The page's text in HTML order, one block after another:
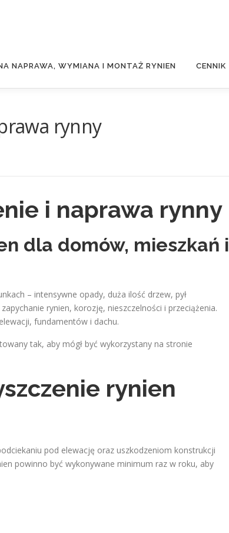
NAPRAWA, WYMIANA I MONTAŻ RYNIEN CENNIK
rynny
i naprawa rynny
dla domów, mieszkań i
– intensywne opady, duża ilość drzew, pył
rynien, korozję, nieszczelności i przeciążenia.
fundamentów i dachu.
tak, aby mógł być wykorzystany na stronie
rynien
pod elewację oraz uszkodzeniom konstrukcji
powinno być wykonywane minimum raz w roku, aby